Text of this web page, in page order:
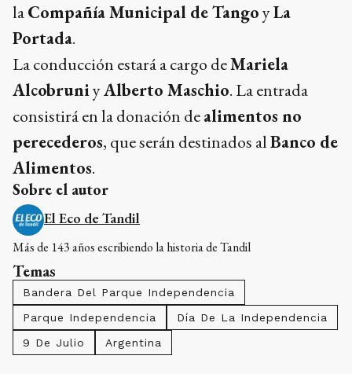
laCompañía Municipal de TangoyLa
Portada.
La conducción estará a cargo deMariela
AlcobruniyAlberto Maschio. La entrada
consistirá en la donación dealimentos no
perecederos, que serán destinados alBanco de
Alimentos.
Sobre el autor
El Eco de Tandil
Más de 143 años escribiendo la historia de Tandil
Temas
Bandera Del Parque Independencia
Parque Independencia
Día De La Independencia
9 De Julio
Argentina